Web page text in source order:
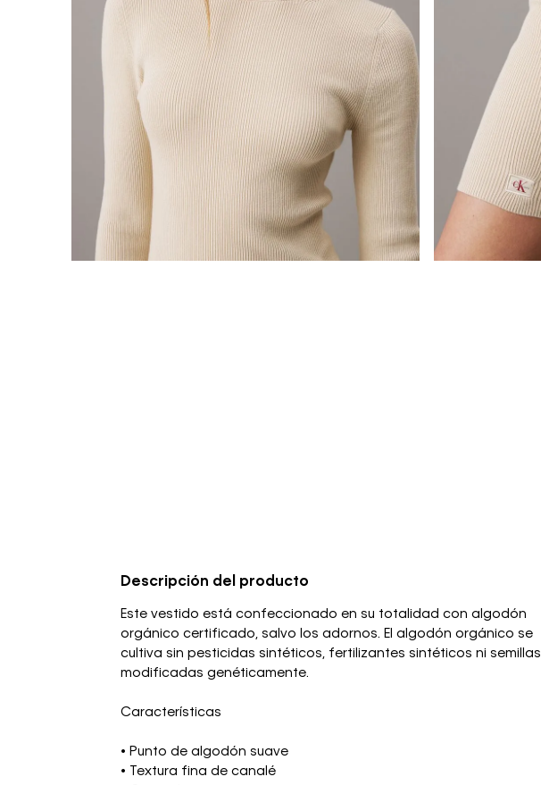
Descripción del producto
Este vestido está confeccionado en su totalidad con algodón
orgánico certificado, salvo los adornos. El algodón orgánico se
cultiva sin pesticidas sintéticos, fertilizantes sintéticos ni semillas
modificadas genéticamente.
Características
• Punto de algodón suave
• Textura fina de canalé